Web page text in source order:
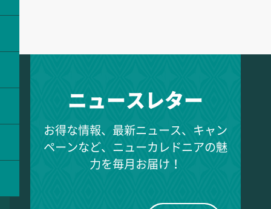
ニュースレター
お得な情報、最新ニュース、キャン
ペーンなど、ニューカレドニアの魅
力を毎月お届け！